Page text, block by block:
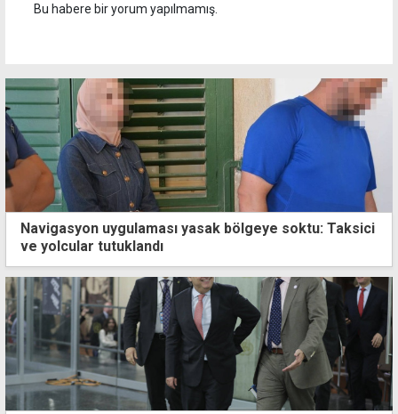
Bu habere bir yorum yapılmamış.
Navigasyon uygulaması yasak bölgeye soktu: Taksici
ve yolcular tutuklandı